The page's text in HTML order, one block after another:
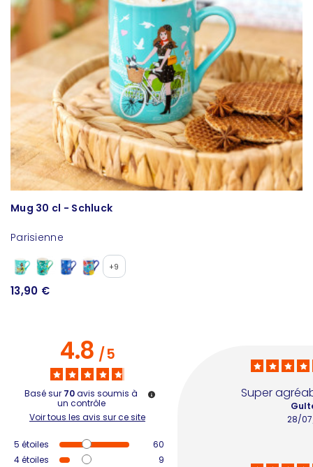
Mug 30 cl - Schluck
Parisienne
+9
13,90 €
4.8/5
Basé sur 70avis soumis à
un contrôle
Voir tous les avis sur ce site
5 étoiles
60
4étoiles
9
Super
28/